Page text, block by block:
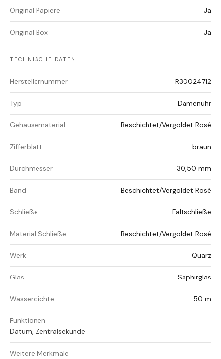
Original Papiere Ja
Original Box Ja
TECHNISCHE DATEN
Herstellernummer R30024712
Typ Damenuhr
Gehäusematerial Beschichtet/Vergoldet Rosé
Zifferblatt braun
Durchmesser 30,50 mm
Band Beschichtet/Vergoldet Rosé
Schließe Faltschließe
Material Schließe Beschichtet/Vergoldet Rosé
Werk Quarz
Glas Saphirglas
Wasserdichte 50 m
Funktionen
Datum, Zentralsekunde
Weitere Merkmale